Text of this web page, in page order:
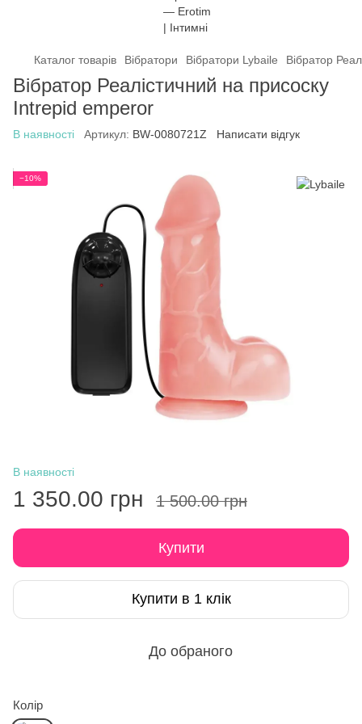
Каталог товарів Вібратори Вібратори Lybaile Вібратор
Вібратор Реалістичний на присоску
Intrepid emperor
В наявності Артикул: BW-0080721Z Написати відгук
−10%
В наявності
1 350.00 грн 1 500.00 грн
Купити
Купити в 1 клік
До обраного
Колір